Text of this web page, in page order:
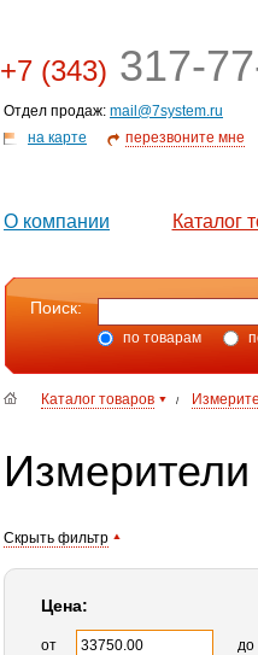
+7 (343) 317-
Отдел продаж: mail@7system.ru
на карте
перезвоните мне
О компании Каталог
Поиск:
по товарам
Каталог товаров /
Скрыть фильтр
Цена:
от до